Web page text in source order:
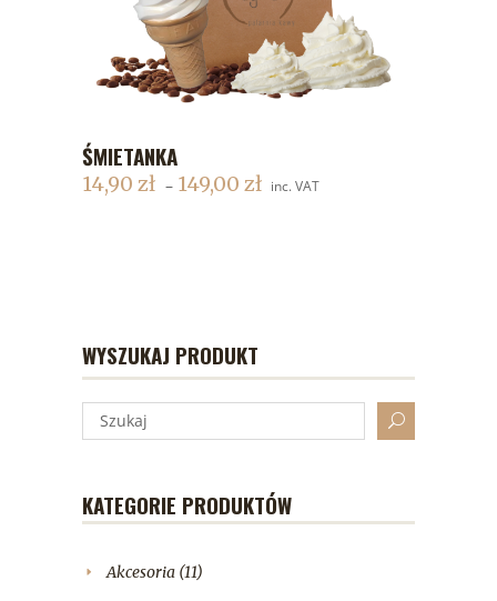
ŚMIETANKA
14,90 zł – 149,00 zł inc. VAT
WYSZUKAJ PRODUKT
KATEGORIE PRODUKTÓW
Akcesoria (11)